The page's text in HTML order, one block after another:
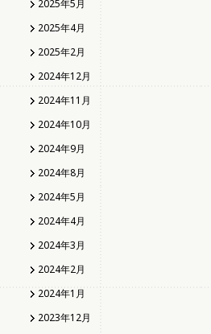
2025年5月
2025年4月
2025年2月
2024年12月
2024年11月
2024年10月
2024年9月
2024年8月
2024年5月
2024年4月
2024年3月
2024年2月
2024年1月
2023年12月